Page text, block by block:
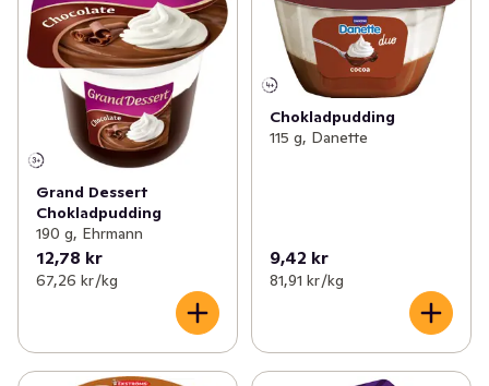
Grand Dessert
Chokladpudding
190 g, Ehrmann
12,78 kr
67,26 kr /kg
Chokladpudding
115 g, Danette
9,42 kr
81,91 kr /kg